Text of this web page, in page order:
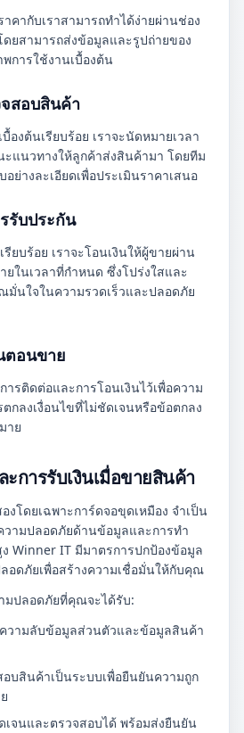
คากับเราสามารถทำได้ง่ายผ่านช่อง
ดยสามารถส่งข้อมูลและรูปถ่ายของ
การใช้งานเบื้องต้น
สอบสินค้า
องต้นเรียบร้อย เราจะนัดหมายเวลา
แนวทางให้ลูกค้าส่งสินค้ามา โดยทีม
ย่างละเอียดเพื่อประเมินราคาเสนอ
รับประกัน
ยบร้อย เราจะโอนเงินให้ผู้ขายผ่าน
ยในเวลาที่กำหนด ซึ่งโปร่งใสและ
มั่นใจในความรวดเร็วและปลอดภัย
ตอนขาย
ารติดต่อและการโอนเงินไว้เพื่อความ
กลงเงื่อนไขที่ไม่ชัดเจนหรือข้อตกลง
าย
การรับเงินเมื่อขายสินค้า
งโดยเฉพาะการ์ดจอขุดเหมือง จำเป็น
ามปลอดภัยด้านข้อมูลและการทำ
ง Winner IT มีมาตรการปกป้องข้อมูล
อดภัยเพื่อสร้างความเชื่อมั่นให้กับคุณ
มปลอดภัยที่คุณจะได้รับ:
วามลับข้อมูลส่วนตัวและข้อมูลสินค้า
บสินค้าเป็นระบบเพื่อยืนยันความถูก
เจนและตรวจสอบได้ พร้อมส่งยืนยัน